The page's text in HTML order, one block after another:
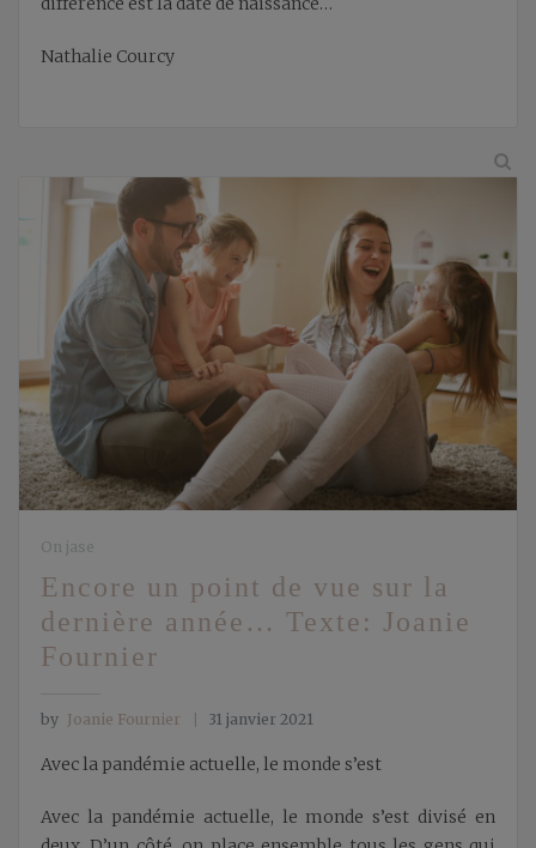
Nathalie Courcy
On jase
Encore un point de vue sur la
dernière année… Texte: Joanie
Fournier
by Joanie Fournier 31 janvier 2021
Avec la pandémie actuelle, le monde s’est
Avec la pandémie actuelle, le monde s’est divisé en